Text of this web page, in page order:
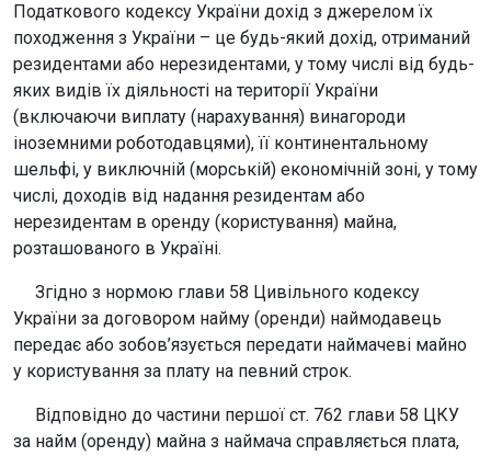
Податкового кодексу України дохід з джерелом їх
походження з України – це будь-який дохід, отриманий
резидентами або нерезидентами, у тому числі від будь-
яких видів їх діяльності на території України
(включаючи виплату (нарахування) винагороди
іноземними роботодавцями), її континентальному
шельфі, у виключній (морській) економічній зоні, у тому
числі, доходів від надання резидентам або
нерезидентам в оренду (користування) майна,
розташованого в Україні.
Згідно з нормою глави 58 Цивільного кодексу
України за договором найму (оренди) наймодавець
передає або зобов’язується передати наймачеві майно
у користування за плату на певний строк.
Відповідно до частини першої ст. 762 глави 58 ЦКУ
за найм (оренду) майна з наймача справляється плата,